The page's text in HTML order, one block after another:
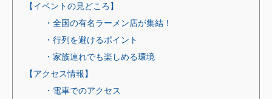
【イベントの見どころ】
・全国の有名ラーメン店が集結！
・行列を避けるポイント
・家族連れでも楽しめる環境
【アクセス情報】
・電車でのアクセス